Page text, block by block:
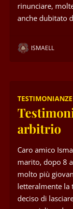
rinunciare,
anche dubitato
ISMAELL
arbitrio
Caro amico
marito, dopo 8
molto più
letteralmente la
deciso di